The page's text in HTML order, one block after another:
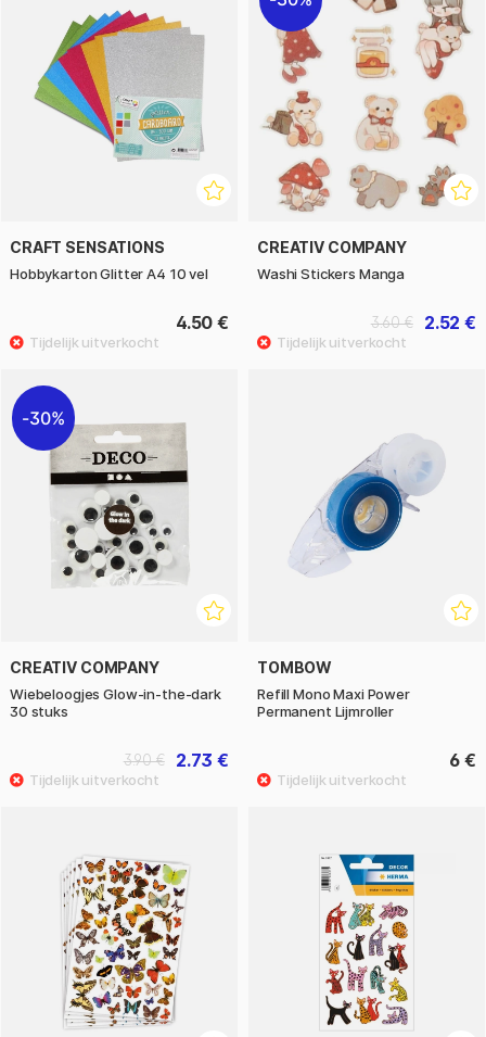
CRAFT SENSATIONS
Hobbykarton Glitter A4 10 vel
4.50 €
CREATIV COMPANY
Washi Stickers Manga
2.52 €
3.60 €
30%
CREATIV COMPANY
Wiebeloogjes Glow-in-the-dark
30 stuks
2.73 €
3.90 €
TOMBOW
Refill Mono Maxi Power
Permanent Lijmroller
6 €